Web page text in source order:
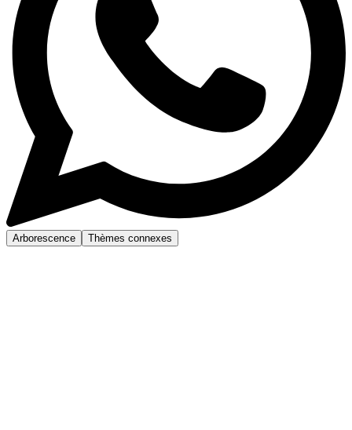
Arborescence Thèmes connexes